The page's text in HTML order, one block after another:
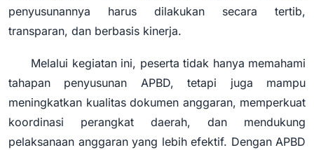
penyusunannya harus dilakukan secara tertib,
transparan, dan berbasis kinerja.
Melalui kegiatan ini, peserta tidak hanya memahami
tahapan penyusunan APBD, tetapi juga mampu
meningkatkan kualitas dokumen anggaran, memperkuat
koordinasi perangkat daerah, dan mendukung
pelaksanaan anggaran yang lebih efektif. Dengan APBD